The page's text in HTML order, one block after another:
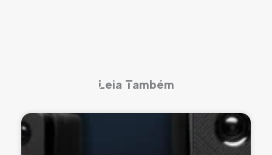
Leia Também